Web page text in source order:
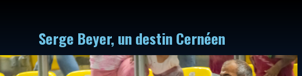
Serge Beyer, un destin Cernéen